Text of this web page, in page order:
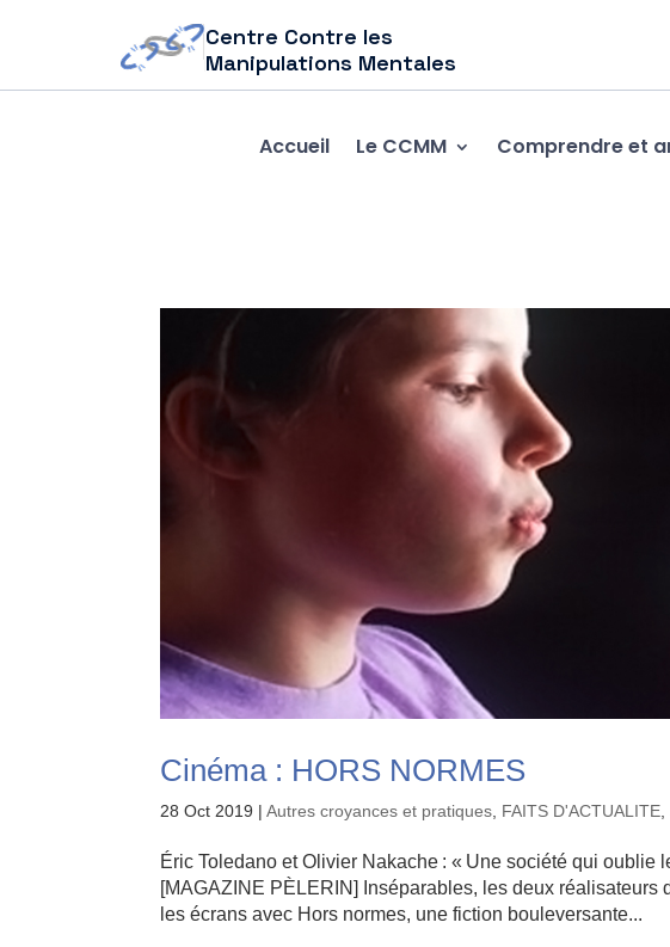
Centre Contre les
Manipulations Mentales
Accueil Le CCMM Comprendre et
Cinéma : HORS NORMES
28 Oct 2019 |Autres croyances et pratiques FAITS D'ACTUALITE
Éric Toledano et Olivier Nakache : « Une société qui oublie
[MAGAZINE PÈLERIN] Inséparables, les deux réalisateurs
les écrans avec Hors normes, une fiction bouleversante...